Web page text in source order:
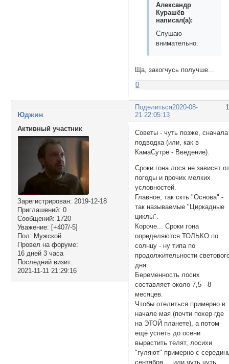
Александр
Курашёв
написал(а):
Слушаю
внимательно.
Ща, закогчусь получше...
0
Поделиться2020-08-
21 22:05:13
Юджин
Активный участник
Зарегистрирован: 2019-12-18
Приглашений: 0
Сообщений: 1720
Уважение: [+407/-5]
Пол: Мужской
Провел на форуме:
16 дней 3 часа
Последний визит:
2021-11-11 21:29:16
Советы - чуть позже,
подводка (или, как в
КамаСутре - Введение).
Сроки гона лося не зависят
погоды и прочих мелких
условностей.
Главное, так скть "Основа" -
так называемые "Циркадные
циклы".
Короче... Сроки гона
определяются ТОЛЬКО по
солнцу - ну типа по
продолжительности
дня.
Беременность лосих
составляет около 7,5 - 8
месяцев.
Чтобы отелиться примерно в
начале мая (почти похер где
на ЭТОЙ планете), а потом
ещё успеть до осени
вырастить телят, лосихи
"гуляют" примерно с
сентября ... или чуть чуть